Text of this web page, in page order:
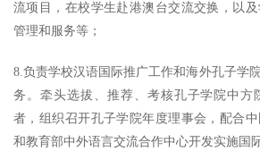
流项目，在校学生赴港澳台交流交换，以
管理和服务等；
8.负责学校汉语国际推广工作和海外孔子学
务。牵头选拔、推荐、考核孔子学院中方
者，组织召开孔子学院年度理事会，配合
和教育部中外语言交流合作中心开发实施国